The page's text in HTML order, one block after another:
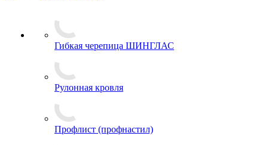
Гибкая черепица ШИНГЛАС
Рулонная кровля
Профлист (профнастил)